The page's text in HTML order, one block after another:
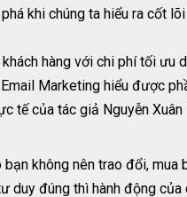
khi chúng ta hiểu ra cốt
hàng với chi phí tối
Marketing hiểu được
tế của tác giả Nguyễn
không nên trao đổi, mua
duy đúng thì hành động của